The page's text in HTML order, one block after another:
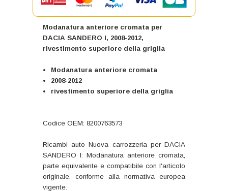
Modanatura anteriore cromata per
DACIA SANDERO I, 2008-2012,
rivestimento superiore della griglia
Modanatura anteriore cromata
2008-2012
rivestimento superiore della griglia
Codice OEM: 8200763573
Ricambi auto Nuova carrozzeria per DACIA
SANDERO I: Modanatura anteriore cromata,
parte equivalente e compatibile con l'articolo
originale, conforme alla normativa europea
vigente.